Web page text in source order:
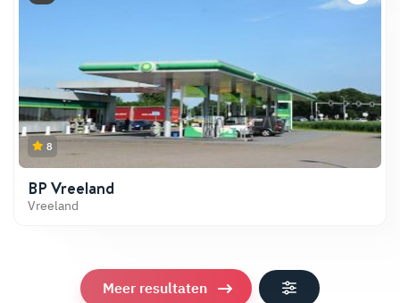
8
BP Vreeland
Vreeland
Meer resultaten